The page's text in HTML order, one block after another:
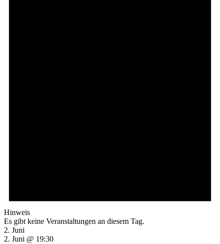
Hinweis
Es gibt keine Veranstaltungen an diesem Tag.
2. Juni
2. Juni @ 19:30